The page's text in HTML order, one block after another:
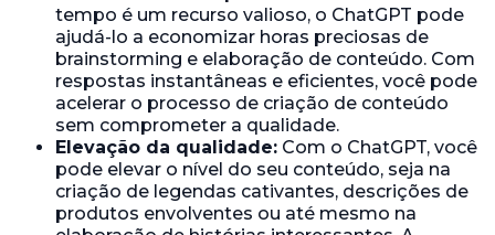
tempo é um recurso valioso, o ChatGPT pode
ajudá-lo a economizar horas preciosas de
brainstorming e elaboração de conteúdo. Com
respostas instantâneas e eficientes, você pode
acelerar o processo de criação de conteúdo
sem comprometer a qualidade.
Elevação da qualidade: Com o ChatGPT, você
pode elevar o nível do seu conteúdo, seja na
criação de legendas cativantes, descrições de
produtos envolventes ou até mesmo na